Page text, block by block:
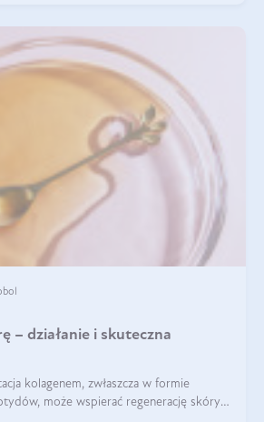
– działanie i skuteczna
kolagenem, zwłaszcza w formie
może wspierać regenerację skóry i